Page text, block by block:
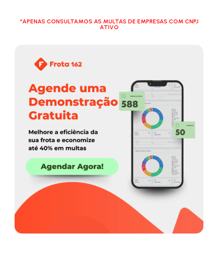
*APENAS CONSULTAMOS AS MULTAS DE EMPRESAS COM CNPJ
ATIVO